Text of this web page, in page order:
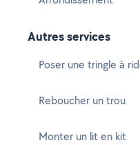
Autres services
Poser une tringle à
Reboucher un trou
Monter un lit en kit